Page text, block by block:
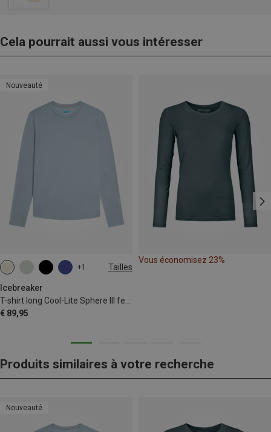
Cela pourrait aussi vous intéresser
Nouveauté
+1 Tailles
Icebreaker
€ 89,95
XS M
Vous économisez 23%
Produits similaires à votre recherche
Nouveauté